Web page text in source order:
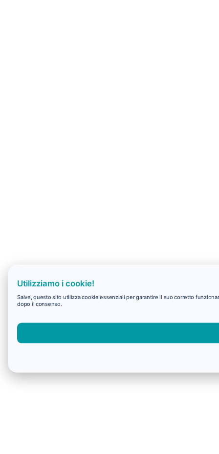
Utilizziamo i cookie!
Salve, questo sito utilizza cookie essenziali per garantire il suo corretto
dopo il consenso.